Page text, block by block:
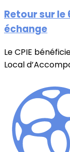
Retour sur le
échange
Le CPIE
Local